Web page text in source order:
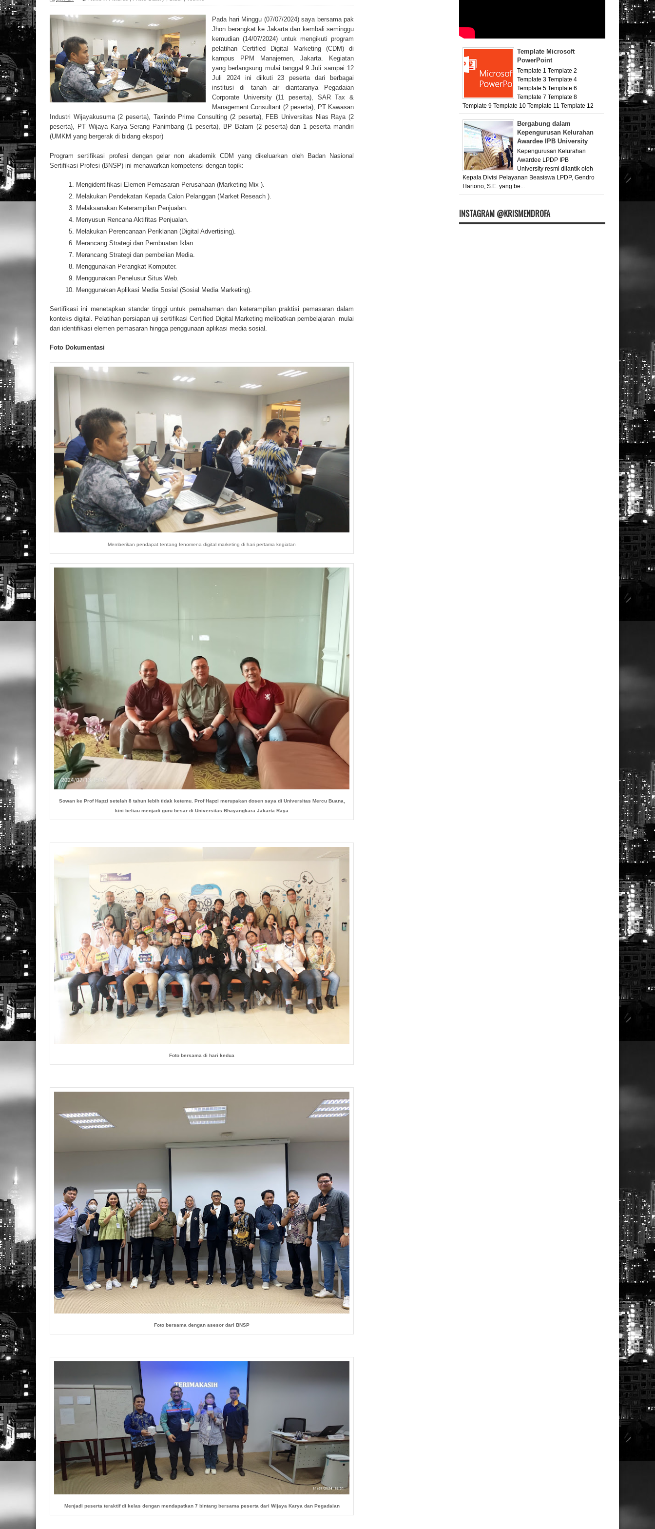
Etika Bisnis & Profesi
Perencanaan Bisnis (Business Plan)
Film Nariti: Romansa Danau Toba
Bergabung dalam Kepengurusan Kelurahan Awardee IPB University
Pada hari Minggu (07/07/2024) saya bersama pak
Jhon berangkat ke Jakarta dan kembali seminggu
kemudian (14/07/2024) untuk mengikuti program
pelatihan Certified Digital Marketing (CDM) di
kampus
PPM Manajemen, Jakarta. Kegiatan
yang berlangsung mulai tanggal 9 Juli sampai 12
Juli 2024 ini diikuti 23 peserta dari berbagai
institusi di tanah air diantaranya Pegadaian
Corporate University (11 peserta), SAR Tax &
Management Consultant (2 peserta), PT Kawasan
Industri Wijayakusuma (2 peserta), Taxindo Prime Consulting (2 peserta), FEB Universitas Nias Raya (2
peserta), PT Wijaya Karya Serang Panimbang (1 peserta), BP Batam (2 peserta) dan 1 peserta mandiri
(UMKM yang bergerak di bidang ekspor)
Program sertifikasi profesi dengan gelar non akademik CDM yang dikeluarkan oleh Badan Nasional
Sertifikasi Profesi (BNSP) ini menawarkan kompetensi dengan topik:
Mengidentifikasi Elemen Pemasaran Perusahaan (Marketing Mix ).
Melakukan Pendekatan Kepada Calon Pelanggan (Market Reseach ).
Melaksanakan Keterampilan Penjualan.
Menyusun Rencana Aktifitas Penjualan.
Melakukan Perencanaan Periklanan (Digital Advertising).
Merancang Strategi dan Pembuatan Iklan.
Merancang Strategi dan pembelian Media.
Menggunakan Perangkat Komputer.
Menggunakan Penelusur Situs Web.
Menggunakan Aplikasi Media Sosial (Sosial Media Marketing).
Sertifikasi ini menetapkan standar tinggi untuk pemahaman dan keterampilan praktisi pemasaran dalam
konteks digital. Pelatihan persiapan uji sertifikasi Certified Digital Marketing melibatkan pembelajaran mulai
dari identifikasi elemen pemasaran hingga penggunaan aplikasi media sosial.
Foto Dokumentasi
Memberikan pendapat tentang fenomena digital marketing di hari pertama kegiatan
Sowan ke Prof Hapzi setelah 8 tahun lebih tidak ketemu. Prof Hapzi merupakan dosen saya di Universitas Mercu Buana,
kini beliau menjadi guru besar di Universitas Bhayangkara Jakarta Raya
Foto bersama di hari kedua
Foto bersama dengan asesor dari BNSP
Menjadi peserta teraktif di kelas dengan mendapatkan 7 bintang bersama peserta dari Wijaya Karya dan Pegadaian
Template Microsoft
PowerPoint
Template 1 Template 2
Template 3 Template 4
Template 5 Template 6
Template 7 Template 8
Template 9 Template 10 Template 11 Template 12
Bergabung dalam
Kepengurusan Kelurahan
Awardee IPB University
Kepengurusan Kelurahan
Awardee LPDP IPB
University resmi dilantik oleh
Kepala Divisi Pelayanan Beasiswa LPDP, Gendro
Hartono, S.E. yang be...
INSTAGRAM @KRISMENDROFA